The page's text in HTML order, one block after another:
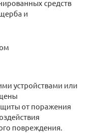
средств
и
устройствами или
от поражения
повреждения.